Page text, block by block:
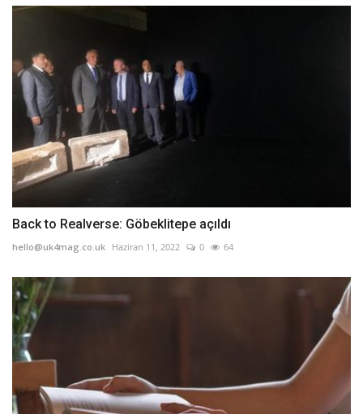
Back to Realverse: Göbeklitepe açıldı
hello@uk4mag.co.uk Haziran 11, 2022 0 64